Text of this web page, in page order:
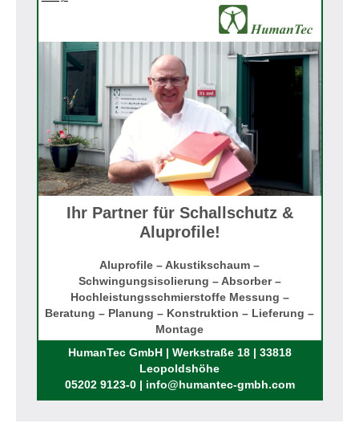
Ihr Partner für Schallschutz &
Aluprofile!
Aluprofile – Akustikschaum –
Schwingungsisolierung – Absorber –
Hochleistungsschmierstoffe Messung –
Beratung – Planung – Konstruktion – Lieferung –
Montage
Rufen Sie uns an!
HumanTec GmbH | Werkstraße 18 | 33818
Leopoldshöhe
05202 9123-0 | info@humantec-gmbh.com